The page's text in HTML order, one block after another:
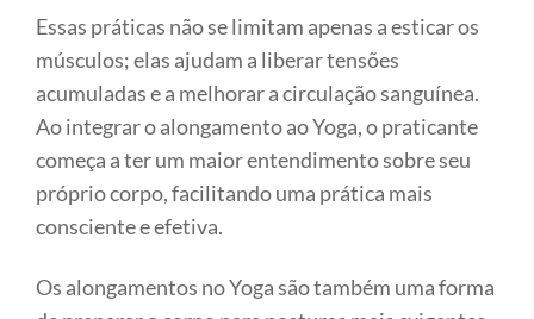
Essas práticas não se limitam apenas a esticar os
músculos; elas ajudam a liberar tensões
acumuladas e a melhorar a circulação sanguínea.
Ao integrar o alongamento ao Yoga, o praticante
começa a ter um maior entendimento sobre seu
próprio corpo, facilitando uma prática mais
consciente e efetiva.
Os alongamentos no Yoga são também uma forma